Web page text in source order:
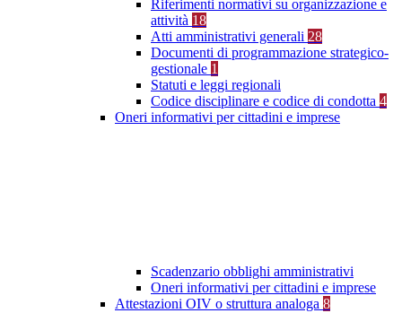
Riferimenti normativi su organizzazione e
attività 18
Atti amministrativi generali 28
Documenti di programmazione strategico-
gestionale 1
Statuti e leggi regionali
Codice disciplinare e codice di condotta 4
Oneri informativi per cittadini e imprese
Scadenzario obblighi amministrativi
Oneri informativi per cittadini e imprese
Attestazioni OIV o struttura analoga 8